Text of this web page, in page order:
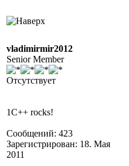
vladimirmir2012
Senior Member
Отсутствует
1C++ rocks!
Сообщений: 423
Зарегистрирован: 18. Мая
2011